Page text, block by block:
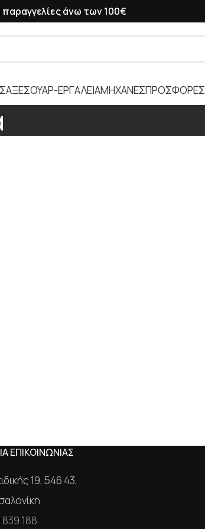
άνω των 100€
ΑΞΕΣΟΥΑΡ-ΕΡΓΑΛΕΙΑΜΗΧΑΝΕΣΠΡΟΣΦΟΡΕΣ
ΕΠΙΚΟΙΝΩΝΙΑΣ
19, 546 43,
839 188